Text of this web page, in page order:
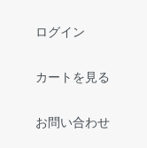
ログイン
カートを見る
お問い合わせ